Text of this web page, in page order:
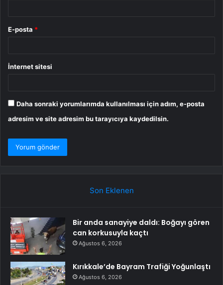
E-posta *
İnternet sitesi
Daha sonraki yorumlarımda kullanılması için adım, e-posta
adresim ve site adresim bu tarayıcıya kaydedilsin.
Son Eklenen
Bir anda sanayiye daldı: Boğayı gören
can korkusuyla kaçtı
Ağustos 6, 2026
Kırıkkale’de Bayram Trafiği Yoğunlaştı
Ağustos 6, 2026